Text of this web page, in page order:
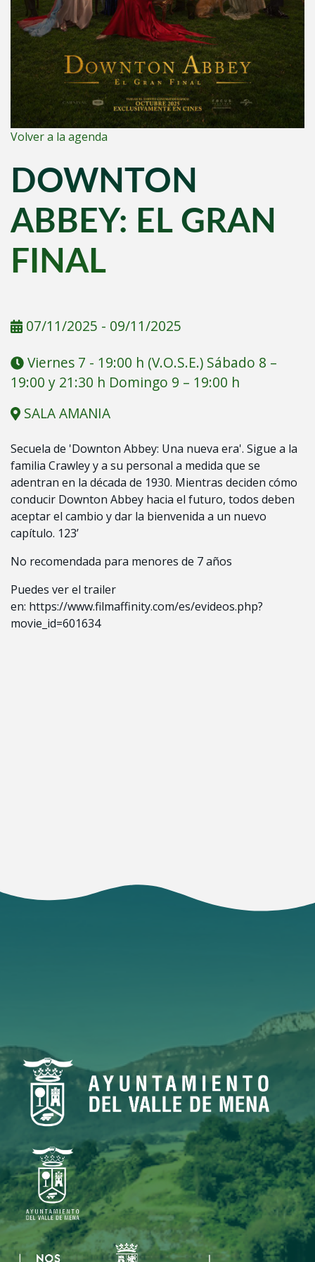
Volver a la agenda
DOWNTON
ABBEY: EL GRAN
FINAL
07/11/2025 - 09/11/2025
Viernes 7 - 19:00 h (V.O.S.E.) Sábado 8 –
19:00 y 21:30 h Domingo 9 – 19:00 h
SALA AMANIA
Secuela de 'Downton Abbey: Una nueva era'. Sigue a la
familia Crawley y a su personal a medida que se
adentran en la década de 1930. Mientras deciden cómo
conducir Downton Abbey hacia el futuro, todos deben
aceptar el cambio y dar la bienvenida a un nuevo
capítulo. 123’
No recomendada para menores de 7 años
Puedes ver el trailer
en: https://www.filmaffinity.com/es/evideos.php?
movie_id=601634